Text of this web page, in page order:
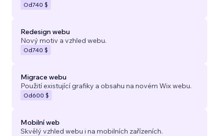
Od740 $
Redesign webu
Nový motiv a vzhled webu.
Od740 $
Migrace webu
Použití existující grafiky a obsahu na novém Wix webu.
Od600 $
Mobilní web
Skvělý vzhled webu i na mobilních zařízeních.